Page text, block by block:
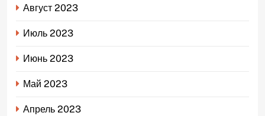
Август 2023
Июль 2023
Июнь 2023
Май 2023
Апрель 2023